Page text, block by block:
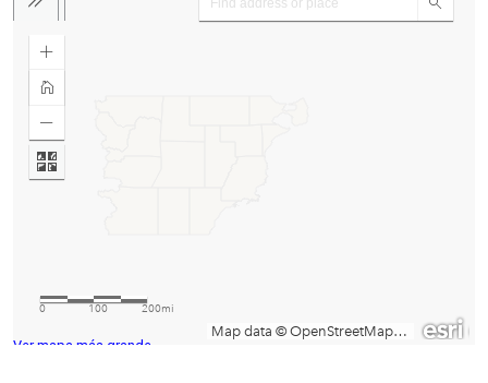
Ver mapa más grande